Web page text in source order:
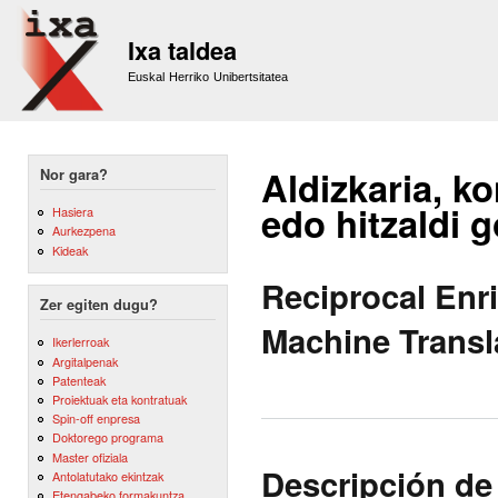
Ixa taldea
Euskal Herriko Unibertsitatea
Nor gara?
Hasiera
Aurkezpena
Kideak
Zer egiten dugu?
Ikerlerroak
Argitalpenak
Patenteak
Proiektuak eta kontratuak
Spin-off enpresa
Doktorego programa
Master ofiziala
Antolatutako ekintzak
Aldizkaria,
edo hitzaldi
Reciprocal
Machine
Descripción